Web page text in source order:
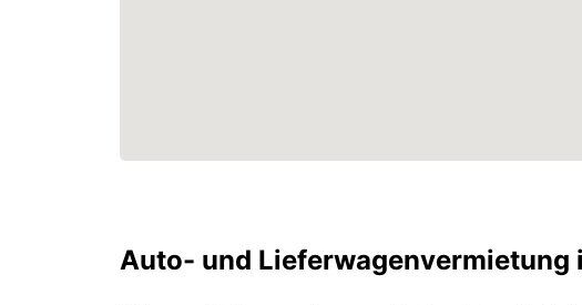
Auto- und Lieferwagenvermietung